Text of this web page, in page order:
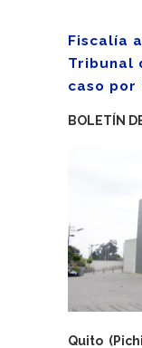
Fiscalía
Tribunal
caso
BOLETÍN
Quito